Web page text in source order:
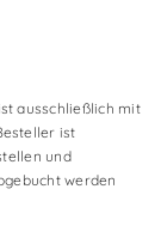
ausschließlich mit
ist
und
werden